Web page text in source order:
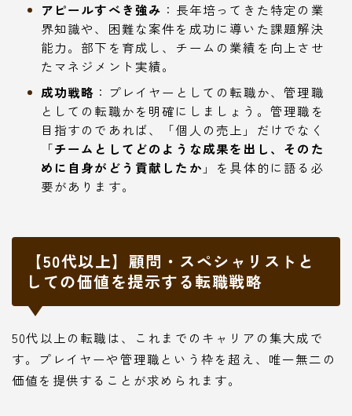
アピールすべき強み ：長年培ってきた特定の業
界知識や、困難な案件を成功に導いた課題解決
能力。部下を育成し、チームの業績を向上させ
たマネジメント実績。
成功戦略 ：プレイヤーとしての転職か、管理職
としての転職かを明確にしましょう。管理職を
目指すのであれば、「個人の売上」だけでなく
「チームとしてどのような成果を出し、そのた
めに自身がどう貢献したか 」を具体的に語る必
要があります。
【50代以上】顧問・スペシャリストと
しての価値を提示する転職戦略
50代以上の転職は、これまでのキャリアの集大成で
す。プレイヤーや管理職という枠を超え、唯一無二の
価値を提供することが求められます。